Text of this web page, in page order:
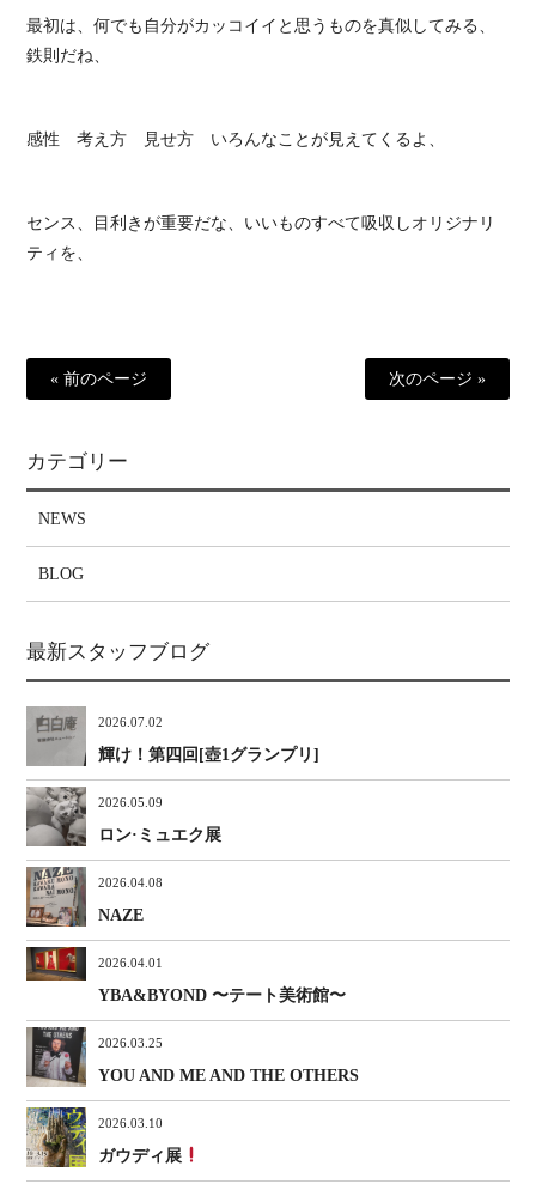
最初は、何でも自分がカッコイイと思うものを真似してみる、
鉄則だね、
感性 考え方 見せ方 いろんなことが見えてくるよ、
センス、目利きが重要だな、いいものすべて吸収しオリジナリ
ティを、
« 前のページ 次のページ »
カテゴリー
NEWS
BLOG
最新スタッフブログ
2026.07.02
輝け！第四回[壺1グランプリ]
2026.05.09
ロン·ミュエク展
2026.04.08
NAZE
2026.04.01
YBA&BYOND 〜テート美術館〜
2026.03.25
YOU AND ME AND THE OTHERS
2026.03.10
ガウディ展